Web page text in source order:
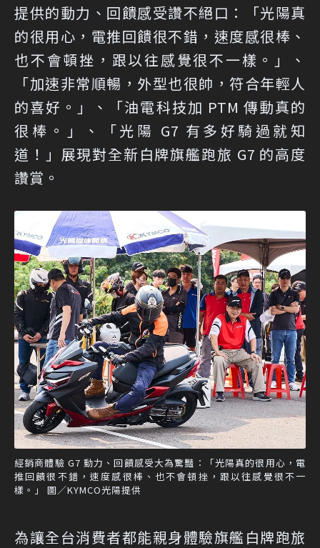
提供的動力、回饋感受讚不絕口：「光陽真
的很用心，電推回饋很不錯，速度感很棒、
也不會頓挫，跟以往感覺很不一樣。」、
「加速非常順暢，外型也很帥，符合年輕人
的喜好。」、「油電科技加 PTM 傳動真的
很棒。」、「光陽 G7 有多好騎過就知
道！」展現對全新白牌旗艦跑旅 G7 的高度
讚賞。
經銷商體驗 G7 動力、回饋感受大為驚豔：「光陽真的很用心，電
推回饋很不錯，速度感很棒、也不會頓挫，跟以往感覺很不一
樣。」 圖／KYMCO光陽提供
為讓全台消費者都能親身體驗旗艦白牌跑旅